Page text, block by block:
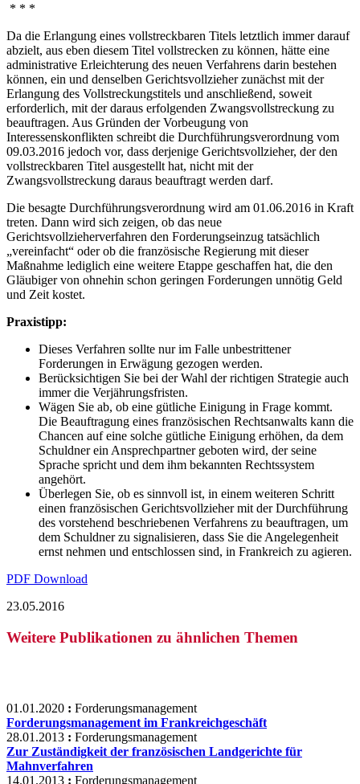
* * *
Da die Erlangung eines vollstreckbaren Titels letztlich immer darauf
abzielt, aus eben diesem Titel vollstrecken zu können, hätte eine
administrative Erleichterung des neuen Verfahrens darin bestehen
können, ein und denselben Gerichtsvollzieher zunächst mit der
Erlangung des Vollstreckungstitels und anschließend, soweit
erforderlich, mit der daraus erfolgenden Zwangsvollstreckung zu
beauftragen. Aus Gründen der Vorbeugung von
Interessenskonflikten schreibt die Durchführungsverordnung vom
09.03.2016 jedoch vor, dass derjenige Gerichtsvollzieher, der den
vollstreckbaren Titel ausgestellt hat, nicht mit der
Zwangsvollstreckung daraus beauftragt werden darf.
Die besagte Durchführungsverordnung wird am 01.06.2016 in Kraft
treten. Dann wird sich zeigen, ob das neue
Gerichtsvollzieherverfahren den Forderungseinzug tatsächlich
„vereinfacht“ oder ob die französische Regierung mit dieser
Maßnahme lediglich eine weitere Etappe geschaffen hat, die den
Gläubiger von ohnehin schon geringen Forderungen unnötig Geld
und Zeit kostet.
Praxistipp:
Dieses Verfahren sollte nur im Falle unbestrittener
Forderungen in Erwägung gezogen werden.
Berücksichtigen Sie bei der Wahl der richtigen Strategie auch
immer die Verjährungsfristen.
Wägen Sie ab, ob eine gütliche Einigung in Frage kommt.
Die Beauftragung eines französischen Rechtsanwalts kann die
Chancen auf eine solche gütliche Einigung erhöhen, da dem
Schuldner ein Ansprechpartner geboten wird, der seine
Sprache spricht und dem ihm bekannten Rechtssystem
angehört.
Überlegen Sie, ob es sinnvoll ist, in einem weiteren Schritt
einen französischen Gerichtsvollzieher mit der Durchführung
des vorstehend beschriebenen Verfahrens zu beauftragen, um
dem Schuldner zu signalisieren, dass Sie die Angelegenheit
ernst nehmen und entschlossen sind, in Frankreich zu agieren.
PDF Download
23.05.2016
Weitere Publikationen zu ähnlichen Themen
01.01.2020 : Forderungsmanagement
Forderungsmanagement im Frankreichgeschäft
28.01.2013 : Forderungsmanagement
Zur Zuständigkeit der französischen Landgerichte für
Mahnverfahren
14.01.2013 : Forderungsmanagement